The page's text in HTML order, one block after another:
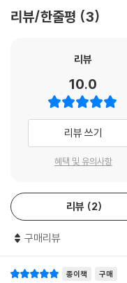
회본, 120회본, 70회본(71
다. 만약 문자의 번잡함과 간
루쉰魯迅이 제기한 것으로
존하는 『수호전』은 실제로
나는 번잡繁縟이다”라고 했
잡함과 간략함을 말한 것으
함, 많고 적음을 가리키는
당되는 것은 104회본, 110
‘120회본’을 택한 이유는 그
본, 120회본, 70회본이라 할
리뷰/한줄평 3
리뷰
10.0
리뷰 쓰기
혜택 및 유의사항
리뷰 2
구매리뷰
종이책 구매